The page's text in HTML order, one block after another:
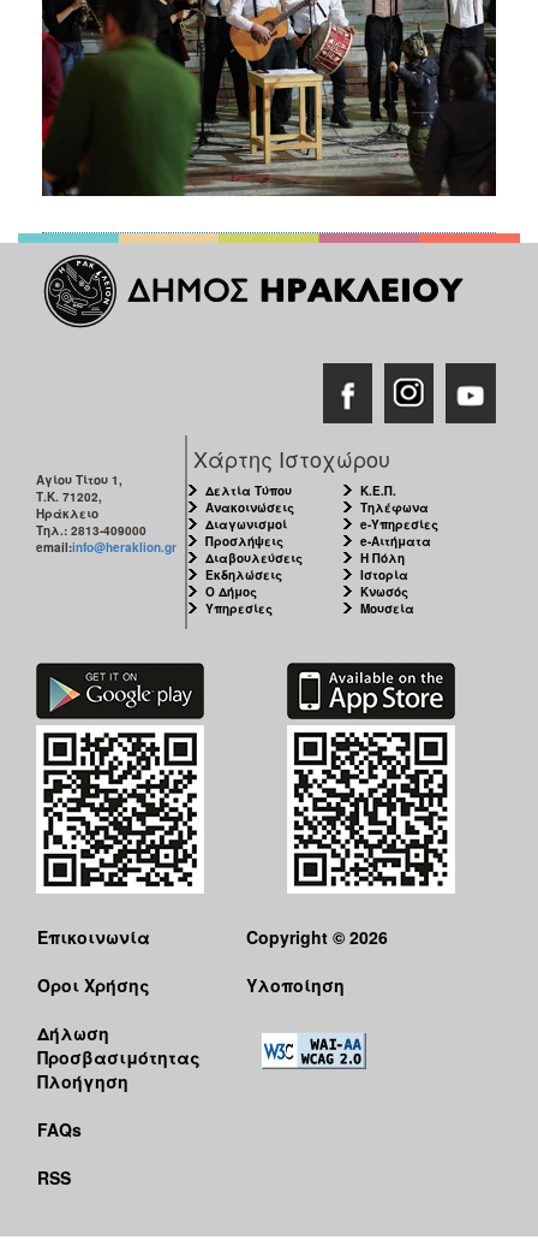
Αγίου Τίτου 1,
Τ.Κ. 71202,
Ηράκλειο
Τηλ.: 2813-409000
email:info@heraklion.gr
Χάρτης Ιστοχώρου
Δελτία Τύπου
Ανακοινώσεις
Διαγωνισμοί
Προσλήψεις
Διαβουλεύσεις
Εκδηλώσεις
Ο Δήμος
Υπηρεσίες
Κ.Ε.Π.
Τηλέφωνα
e-Υπηρεσίες
e-Αιτήματα
Η Πόλη
Ιστορία
Κνωσός
Μουσεία
Επικοινωνία
Όροι Χρήσης
Δήλωση
Προσβασιμότητας
Πλοήγηση
FAQs
RSS
Copyright © 2026
Υλοποίηση